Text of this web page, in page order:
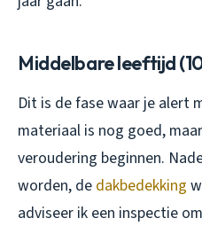
Middelbare leeftijd
Dit is de fase waar je alert
materiaal is nog goed,
veroudering beginnen.
worden, de dakbedekking
adviseer ik een inspectie